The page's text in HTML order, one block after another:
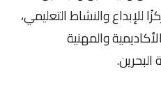
للإبداع والنشاط التعليمي،
والمهنية